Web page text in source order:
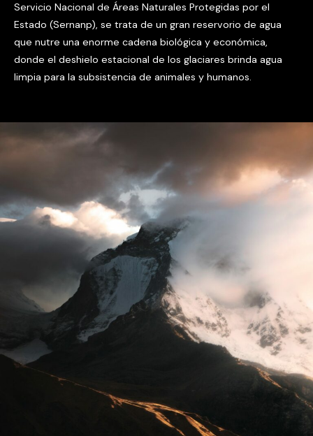
Servicio Nacional de Áreas Naturales Protegidas por el
Estado (Sernanp), se trata de un gran reservorio de agua
que nutre una enorme cadena biológica y económica,
donde el deshielo estacional de los glaciares brinda agua
limpia para la subsistencia de animales y humanos.